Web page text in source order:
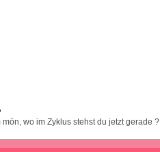
wo im Zyklus stehst du jetzt gerade ?